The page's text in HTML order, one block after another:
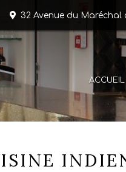
32 Avenue du
ACCUEIL